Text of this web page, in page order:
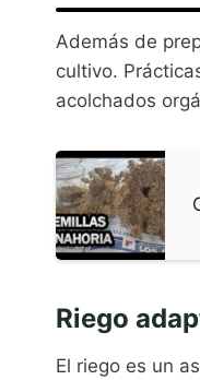
Además de
cultivo.
acolchados
Riego
El riego es un